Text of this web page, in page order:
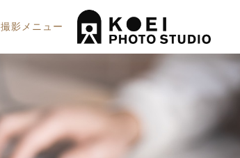
証明写真焼き増し（メールオーダ
ー）
撮影メニュー
七五三